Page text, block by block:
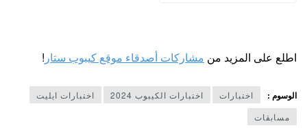
اطلع على المزيد من مشاركات أصدقاء موقع كيبوب ستار !
الوسوم : اختبارات اختبارات الكيبوب 2024
اختبارات ايليت
مسابقات